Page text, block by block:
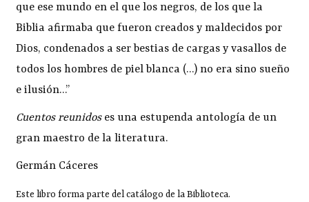
que ese mundo en el que los negros, de los que la
Biblia afirmaba que fueron creados y maldecidos por
Dios, condenados a ser bestias de cargas y vasallos de
todos los hombres de piel blanca (…) no era sino sueño
e ilusión…”
Cuentos reunidoses una estupenda antología de un
gran maestro de la literatura.
Germán Cáceres
Este libro forma parte del catálogo de la Biblioteca.